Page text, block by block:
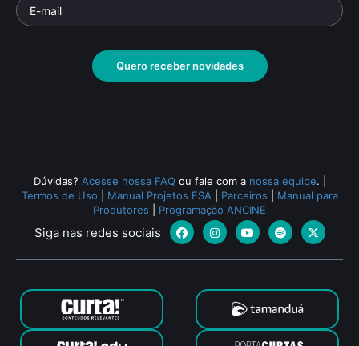
Quero receber novidades
Dúvidas? Acesse nossa FAQ ou fale com a nossa equipe.
Termos de Uso
Manual Projetos FSA Parceiros
Manual para
Produtores
Programação ANCINE
Siga nas redes sociais